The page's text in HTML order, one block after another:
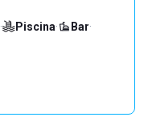
· Piscina· Bar·